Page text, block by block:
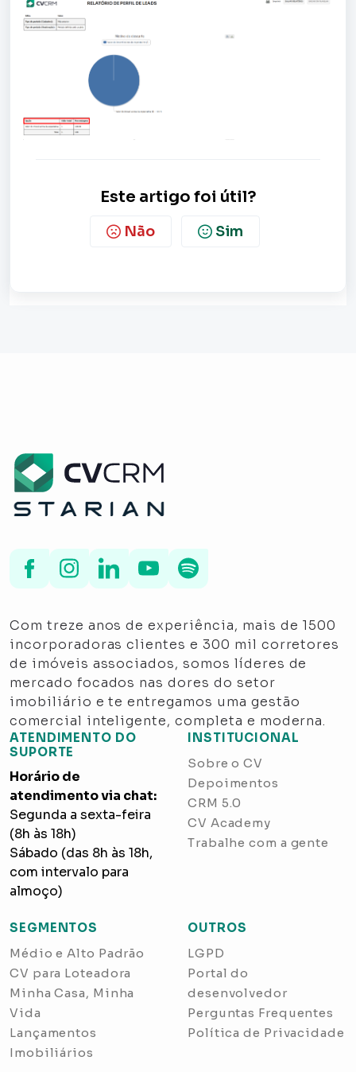
Este artigo foi útil?
Não Sim
Com treze anos de experiência, mais de 1500
incorporadoras clientes e 300 mil corretores
de imóveis associados, somos líderes de
mercado focados nas dores do setor
imobiliário e te entregamos uma gestão
comercial inteligente, completa e moderna.
INSTITUCIONAL
Sobre o CV
Depoimentos
CRM 5.0
CV Academy
Trabalhe com a gente
SEGMENTOS
Médio e Alto Padrão
CV para Loteadora
Minha Casa, Minha
Vida
Lançamentos
Imobiliários
OUTROS
LGPD
Portal do
desenvolvedor
Perguntas Frequentes
Política de Privacidade
ATENDIMENTO DO
SUPORTE
Horário de
atendimento via chat:
Segunda a sexta-feira
(8h às 18h)
Sábado (das 8h às 18h,
com intervalo para
almoço)